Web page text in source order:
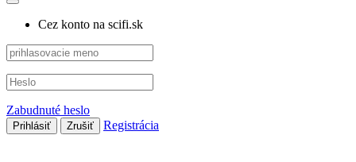
Cez konto na scifi.sk
Zabudnuté heslo
Prihlásiť Zrušiť Registrácia